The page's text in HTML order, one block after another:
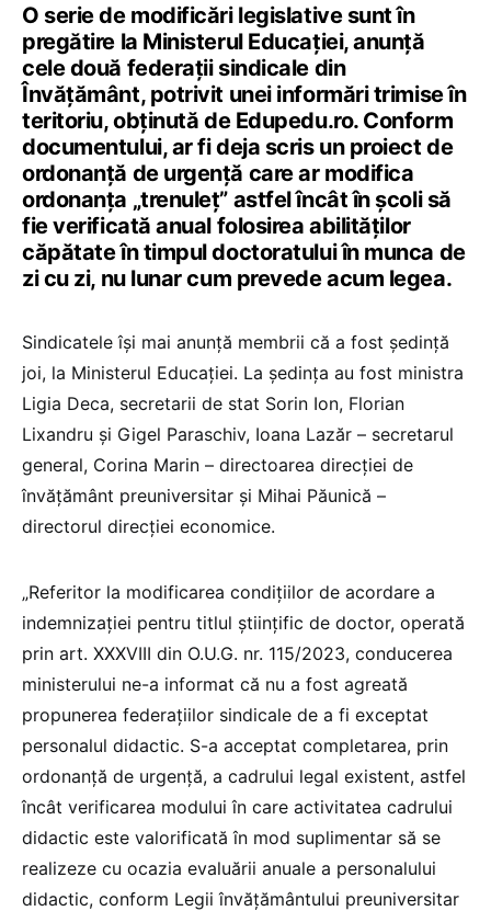
O serie de modificări legislative sunt în
pregătire la Ministerul Educației, anunță
cele două federații sindicale din
Învățământ, potrivit unei informări trimise în
teritoriu, obținută de Edupedu.ro. Conform
documentului, ar fi deja scris un proiect de
ordonanță de urgență care ar modifica
ordonanța „trenuleț” astfel încât în școli să
fie verificată anual folosirea abilităților
căpătate în timpul doctoratului în munca de
zi cu zi, nu lunar cum prevede acum legea.
Sindicatele își mai anunță membrii că a fost ședință
joi, la Ministerul Educației. La ședința au fost ministra
Ligia Deca, secretarii de stat Sorin Ion, Florian
Lixandru și Gigel Paraschiv, Ioana Lazăr – secretarul
general, Corina Marin – directoarea direcției de
învățământ preuniversitar și Mihai Păunică –
directorul direcției economice.
„Referitor la modificarea condițiilor de acordare a
indemnizației pentru titlul științific de doctor, operată
prin art. XXXVIII din O.U.G. nr. 115/2023, conducerea
ministerului ne-a informat că nu a fost agreată
propunerea federațiilor sindicale de a fi exceptat
personalul didactic. S-a acceptat completarea, prin
ordonanță de urgență, a cadrului legal existent, astfel
încât verificarea modului în care activitatea cadrului
didactic este valorificată în mod suplimentar să se
realizeze cu ocazia evaluării anuale a personalului
didactic, conform Legii învățământului preuniversitar